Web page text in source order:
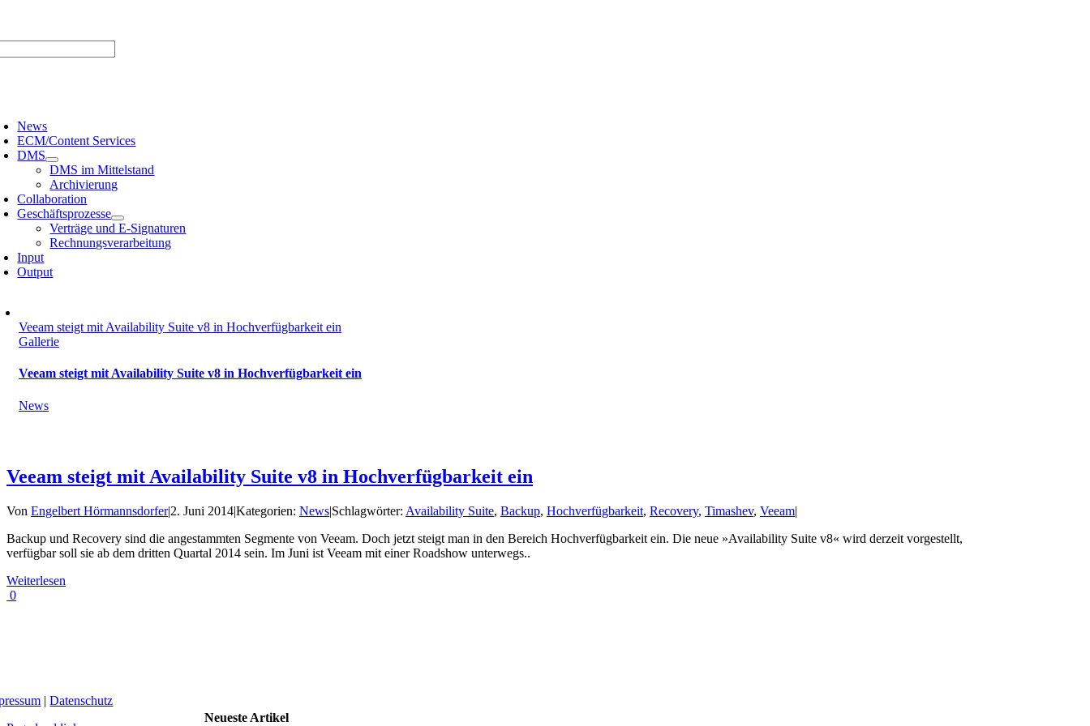
News
ECM/Content Services
DMS
DMS im Mittelstand
Archivierung
Collaboration
Geschäftsprozesse
Verträge und E-Signaturen
Rechnungsverarbeitung
Input
Output
Veeam steigt mit Availability Suite v8 in Hochverfügbarkeit ein
Gallerie
Veeam steigt mit Availability Suite v8 in Hochverfügbarkeit ein
News
Veeam steigt mit Availability Suite v8 in Hochverfügbarkeit ein
VonEngelbert Hörmannsdorfer|2. Juni 2014|Kategorien:News|Schlagwörter: Availability Suite,Backup,Hochverfügbarkeit,Recovery,Timashev,Veeam|
Backup und Recovery sind die angestammten Segmente von Veeam. Doch jetzt steigt man in den Bereich Hochverfügbarkeit ein. Die neue »Availability Suite v8« wird derzeit vorgestellt,
verfügbar soll sie ab dem dritten Quartal 2014 sein. Im Juni ist Veeam mit einer Roadshow unterwegs..
Weiterlesen
0
Neueste Artikel
|Datenschutz